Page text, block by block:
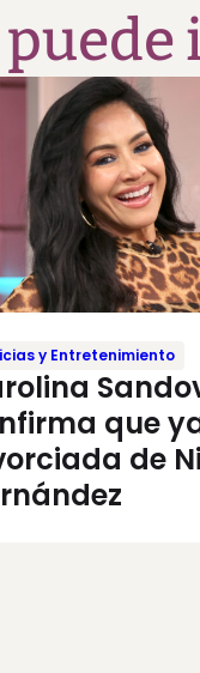
y Entretenimiento
que
de